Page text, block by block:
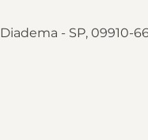
- SP, 09910-